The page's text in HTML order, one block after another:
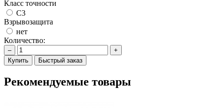
Класс точности
C3
Взрывозащита
нет
Количество:
–
+
Купить
Быстрый заказ
Рекомендуемые товары